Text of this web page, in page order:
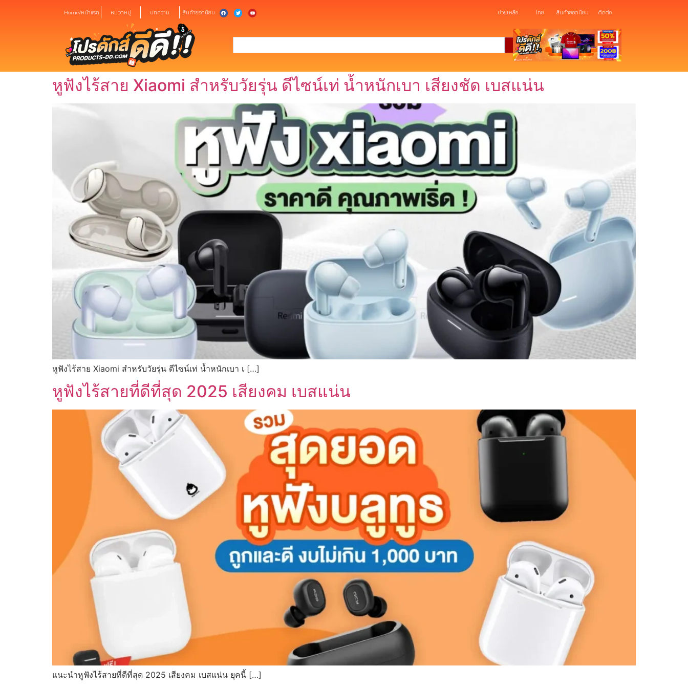
Home/หน้าแรก หมวดหมู่ บทความ สินค้ายอดนิยม ช่วยเหลือ ไทย สินค้ายอดนิยม ติดต่อ
หูฟังไร้สาย Xiaomi สำหรับวัยรุ่น ดีไซน์เท่ น้ำหนักเบา เสียงชัด เบสแน่น
หูฟังไร้สาย Xiaomi สำหรับวัยรุ่น ดีไซน์เท่ น้ำหนักเบา เ […]
หูฟังไร้สายที่ดีที่สุด 2025 เสียงคม เบสแน่น
แนะนำหูฟังไร้สายที่ดีที่สุด 2025 เสียงคม เบสแน่น ยุคนี้ […]